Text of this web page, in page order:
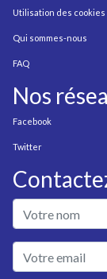
Utilisation des cookies
Qui sommes-nous
FAQ
Nos
Facebook
Twitter